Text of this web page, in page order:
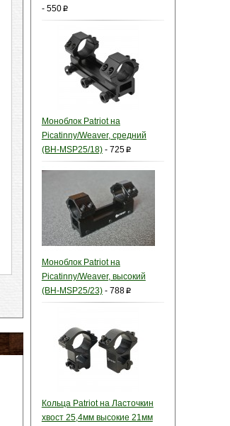
- 550p
Моноблок Patriot на
Picatinny/Weaver, средний
(BH-MSP25/18)- 725p
Моноблок Patriot на
Picatinny/Weaver, высокий
(BH-MSP25/23)- 788p
Кольца Patriot на Ласточкин
хвост 25,4мм высокие 21мм